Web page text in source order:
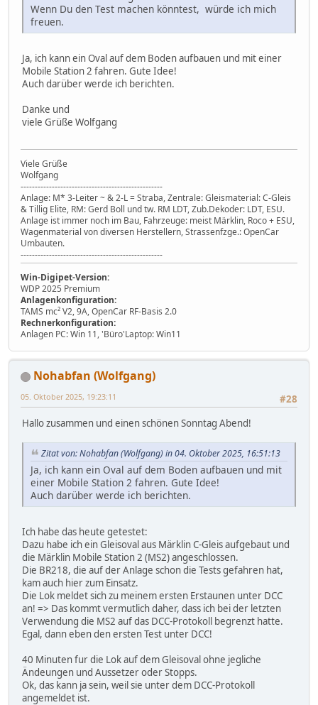
Wenn Du den Test machen könntest, würde ich mich
freuen.
Ja, ich kann ein Oval auf dem Boden aufbauen und mit einer
Mobile Station 2 fahren. Gute Idee!
Auch darüber werde ich berichten.
Danke und
viele Grüße Wolfgang
Viele Grüße
Wolfgang
--------------------------------------------------
Anlage: M* 3-Leiter ~ & 2-L = Straba, Zentrale: Gleismaterial: C-Gleis
& Tillig Elite, RM: Gerd Boll und tw. RM LDT, Zub.Dekoder: LDT, ESU.
Anlage ist immer noch im Bau, Fahrzeuge: meist Märklin, Roco + ESU,
Wagenmaterial von diversen Herstellern, Strassenfzge.: OpenCar
Umbauten.
--------------------------------------------------
Win-Digipet-Version:
WDP 2025 Premium
Anlagenkonfiguration:
TAMS mc² V2, 9A, OpenCar RF-Basis 2.0
Rechnerkonfiguration:
Anlagen PC: Win 11, 'Büro'Laptop: Win11
Nohabfan (Wolfgang)
#28
05. Oktober 2025, 19:23:11
Hallo zusammen und einen schönen Sonntag Abend!
Zitat von: Nohabfan (Wolfgang) in 04. Oktober 2025, 16:51:13
Ja, ich kann ein Oval auf dem Boden aufbauen und mit
einer Mobile Station 2 fahren. Gute Idee!
Auch darüber werde ich berichten.
Ich habe das heute getestet:
Dazu habe ich ein Gleisoval aus Märklin C-Gleis aufgebaut und
die Märklin Mobile Station 2 (MS2) angeschlossen.
Die BR218, die auf der Anlage schon die Tests gefahren hat,
kam auch hier zum Einsatz.
Die Lok meldet sich zu meinem ersten Erstaunen unter DCC
an! => Das kommt vermutlich daher, dass ich bei der letzten
Verwendung die MS2 auf das DCC-Protokoll begrenzt hatte.
Egal, dann eben den ersten Test unter DCC!
40 Minuten fur die Lok auf dem Gleisoval ohne jegliche
Ändeungen und Aussetzer oder Stopps.
Ok, das kann ja sein, weil sie unter dem DCC-Protokoll
angemeldet ist.